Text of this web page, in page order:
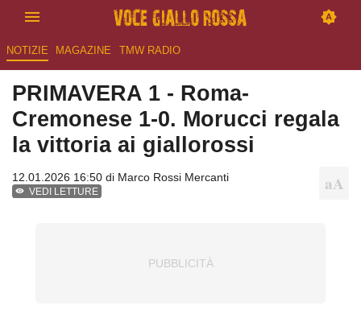
NOTIZIE MAGAZINE TMW RADIO
PRIMAVERA 1 - Roma-
Cremonese 1-0. Morucci regala
la vittoria ai giallorossi
12.01.2026 16:50 di Marco Rossi Mercanti
VEDI LETTURE